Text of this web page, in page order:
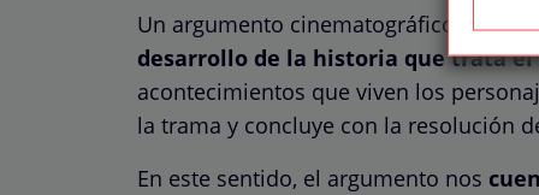
Un argumento cinematográfico
es el
desarrollo de la historia que trata
acontecimientos que viven los
la trama y concluye con la resolución
En este sentido, el argumento nos